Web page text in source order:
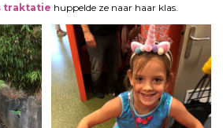
traktatie huppelde ze naar haar klas.